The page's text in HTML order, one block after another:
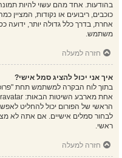
בהודעות. אחד מהם עשוי להיות
כוכבים, ריבועים או נקודות,
אחרת, בדרך כלל גדולה יותר, ידועה
משתמש.
חזרה למעלה
איך אני יכול להציג סמל אישי?
בתוך לוח הבקרה למשתמש תחת
הראשי של הפורום יכול להחליט
לבחור סמלים אישיים. אם אתה לא
ראשי.
חזרה למעלה